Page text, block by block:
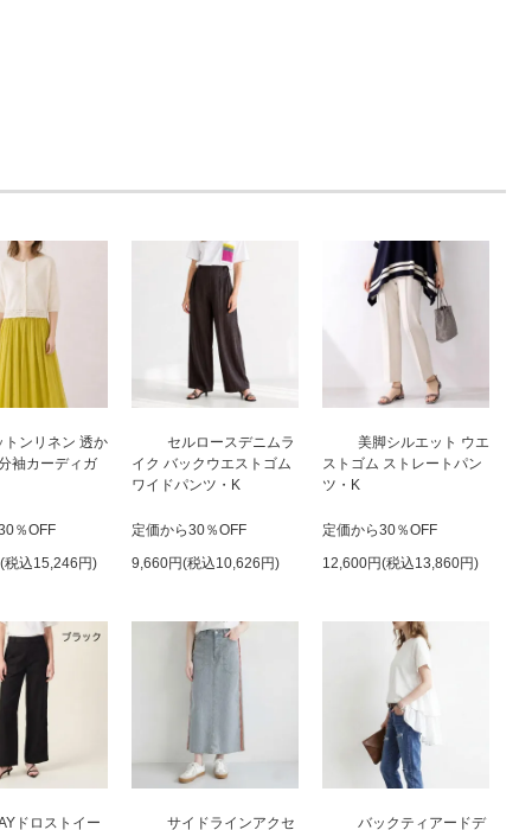
トンリネン 透か
袖カーディガ
％OFF
税込15,246円)
セルロースデニムラ
イク バックウエストゴム
ワイドパンツ・K
定価から30％OFF
9,660円(税込10,626円)
美脚シルエット ウエ
ストゴム ストレートパン
ツ・K
定価から30％OFF
12,600円(税込13,860円)
ドロストイー サイドラインアクセ バックティアードデ